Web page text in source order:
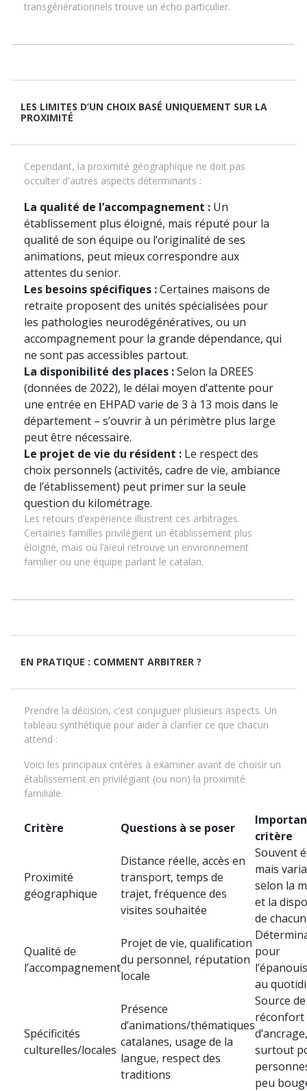
transgénérationnels trouve un écho particulier.
LES LIMITES D’UN CHOIX BASÉ UNIQUEMENT SUR LA
PROXIMITÉ
Cependant, la proximité géographique ne doit pas
occulter d'autres aspects déterminants :
La qualité de l’accompagnement : Un
établissement plus éloigné, mais réputé pour la
qualité de son équipe ou l’originalité de ses
animations, peut mieux correspondre aux
attentes du senior.
Les besoins spécifiques :Certaines maisons de
retraite proposent des unités spécialisées pour
les pathologies neurodégénératives, ou un
accompagnement pour la grande dépendance, qui
ne sont pas accessibles partout.
La disponibilité des places :Selon la DREES
(données de 2022), le délai moyen d’attente pour
une entrée en EHPAD varie de 3 à 13 mois dans le
département – s’ouvrir à un périmètre plus large
peut être nécessaire.
Le projet de vie du résident : Le respect des
choix personnels (activités, cadre de vie, ambiance
de l’établissement) peut primer sur la seule
question du kilométrage.
Les retours d’expérience illustrent ces arbitrages.
Certaines familles privilégient un établissement plus
éloigné, mais où l’aïeul retrouve un environnement
familier ou une équipe parlant le catalan.
EN PRATIQUE : COMMENT ARBITRER ?
Prendre la décision, c’est conjuguer plusieurs aspects. Un
tableau synthétique pour aider à clarifier ce que chacun
attend :
Voici les principaux critères à examiner avant de choisir un
établissement en privilégiant (ou non) la proximité
familiale.
Critère Questions à se poser
critère
Proximité
géographique
Distance réelle, accès en
transport, temps de
trajet, fréquence des
visites souhaitée
Souvent
mais
selon la
et la
de chacun
Qualité de
l’accompagnement
Projet de vie, qualification
du personnel, réputation
locale
pour
au
Spécificités
culturelles/locales
Présence
d’animations/thématiques
catalanes, usage de la
langue, respect des
traditions
Source de
réconfort
d’ancrage,
surtout
peu